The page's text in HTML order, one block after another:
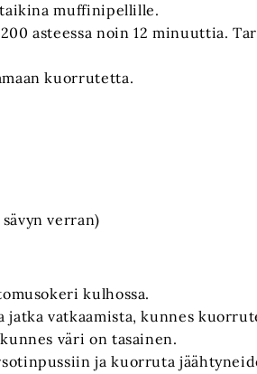
taikina muffinipellille.
asteessa noin 12 minuuttia.
kuorrutetta.
verran)
kulhossa.
jatka vatkaamista, kunnes
väri on tasainen.
ja kuorruta